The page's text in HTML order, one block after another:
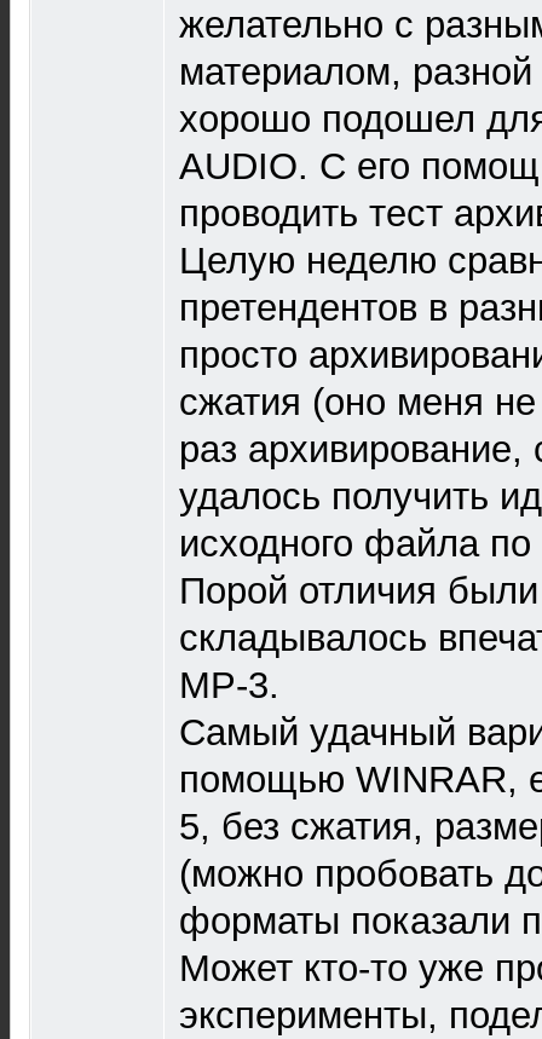
желательно с
материалом, разной
хорошо подошел
AUDIO. С его
проводить тест
Целую неделю
претендентов в
просто
сжатия (оно меня
раз архивирование,
удалось получить
исходного файла по
Порой отличия
складывалось
MP-3.
Самый удачный
помощью WINRAR,
5, без сжатия,
(можно пробовать
форматы показали
Может кто-то уже
эксперименты,